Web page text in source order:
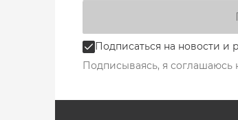
Подписаться на новости и
Подписываясь, я соглашаюсь